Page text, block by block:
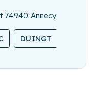
74940 Annecy
DUINGT